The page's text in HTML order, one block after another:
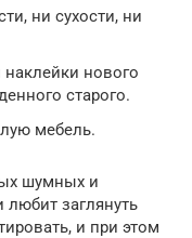
ни сухости, ни
наклейки нового
старого.
мебель.
шумных и
заглянуть
и при этом